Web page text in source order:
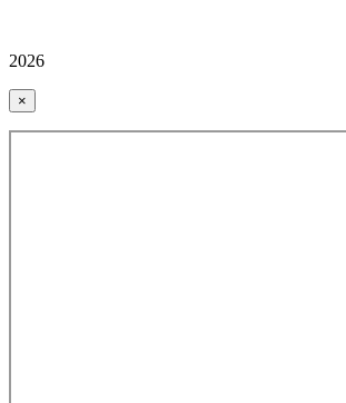
2026
×